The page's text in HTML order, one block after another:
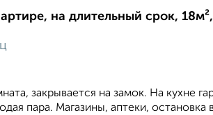
на длительный срок,
закрывается на замок. На кухне
пара. Магазины, аптеки, остановка